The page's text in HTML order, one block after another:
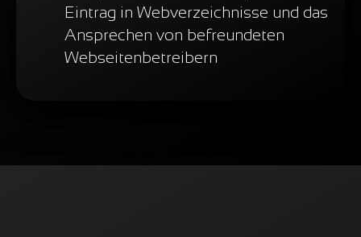
Eintrag in Webverzeichnisse und das
Ansprechen von befreundeten
Webseitenbetreibern